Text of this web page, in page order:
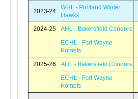
2023-24
WHL - Portland Winter
Hawks
2024-25 AHL - Bakersfield Condors
ECHL - Fort Wayne
Komets
2025-26 AHL - Bakersfield Condors
ECHL - Fort Wayne
Komets